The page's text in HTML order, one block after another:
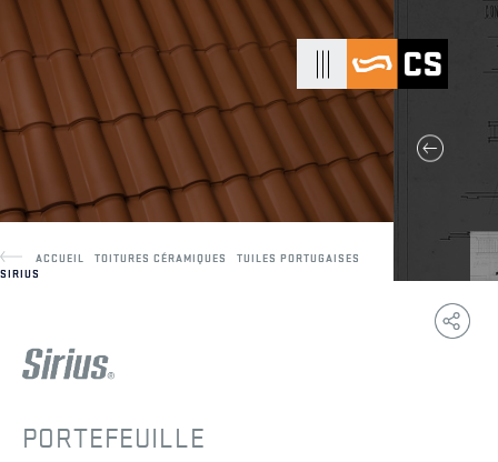
ACCUEIL TOITURES CÉRAMIQUES TUILES PORTUGAISES
SIRIUS
Copy
Link
PORTEFEUILLE